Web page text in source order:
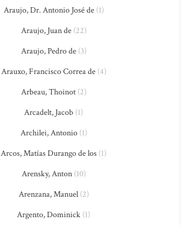
Araujo, Dr. Antonio José de(1)
Araujo, Juan de(22)
Araujo, Pedro de(3)
Arauxo, Francisco Correa de(4)
Arbeau, Thoinot(2)
Arcadelt, Jacob (1)
Archilei, Antonio(1)
Arcos, Matías Durango de los (1)
Arensky, Anton(10)
Arenzana, Manuel(2)
Argento, Dominick (1)